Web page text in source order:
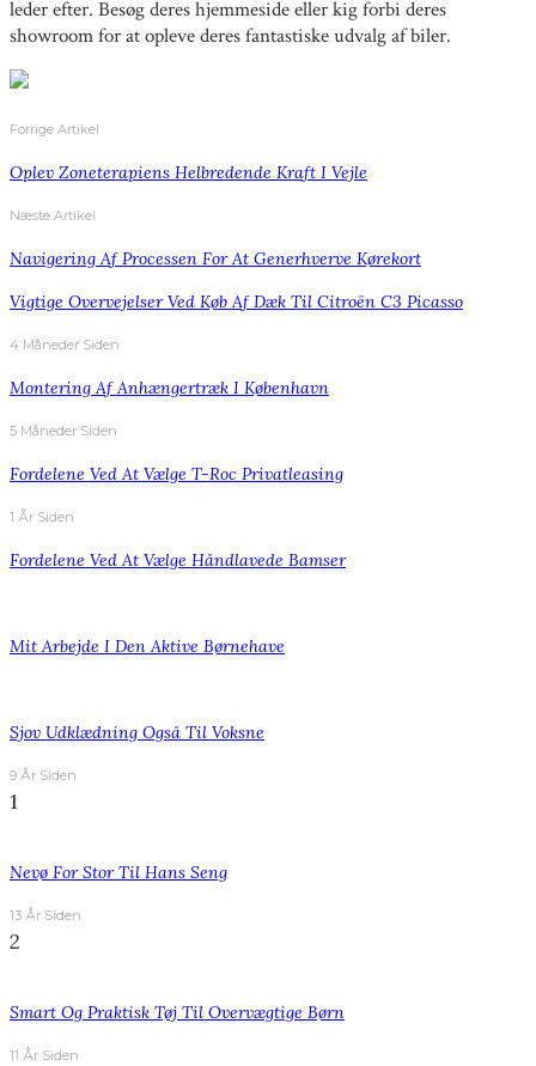
leder efter. Besøg deres hjemmeside eller kig forbi deres
showroom for at opleve deres fantastiske udvalg af biler.
Forrige Artikel
Oplev Zoneterapiens Helbredende Kraft I Vejle
Næste Artikel
Navigering Af Processen For At Generhverve Kørekort
Vigtige Overvejelser Ved Køb Af Dæk Til Citroën C3 Picasso
4 Måneder Siden
Montering Af Anhængertræk I København
5 Måneder Siden
Fordelene Ved At Vælge T-Roc Privatleasing
1 År Siden
Fordelene Ved At Vælge Håndlavede Bamser
Mit Arbejde I Den Aktive Børnehave
Sjov Udklædning Også Til Voksne
9 År Siden
1
Nevø For Stor Til Hans Seng
13 År Siden
2
Smart Og Praktisk Tøj Til Overvægtige Børn
11 År Siden